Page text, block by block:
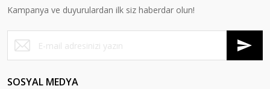
Kampanya ve duyurulardan ilk siz haberdar olun!
SOSYAL MEDYA